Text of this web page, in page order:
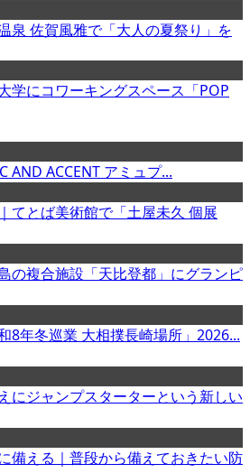
泉 佐賀風雅で「大人の夏祭り」を
学にコワーキングスペース「POP
AND ACCENT アミュプ...
てとば美術館で「土屋未久 個展
の複合施設「天比登都」にグランピ
8年冬巡業 大相撲長崎場所」2026...
にジャンプスターターという新しい
備える｜普段から備えておきたい防